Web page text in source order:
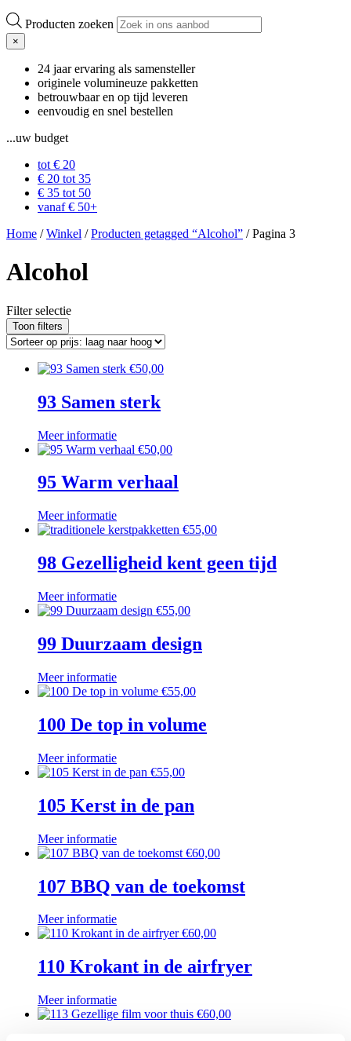
Producten zoeken
×
24 jaar ervaring als samensteller
originele volumineuze pakketten
betrouwbaar en op tijd leveren
eenvoudig en snel bestellen
...uw budget
tot € 20
€ 20 tot 35
€ 35 tot 50
vanaf € 50+
Home / Winkel / Producten getagged “Alcohol” /Pagina 3
Alcohol
Filter selectie
Toon filters
€50,00
93 Samen sterk
Meer informatie
€50,00
95 Warm verhaal
Meer informatie
€55,00
98 Gezelligheid kent geen tijd
Meer informatie
€55,00
99 Duurzaam design
Meer informatie
€55,00
100 De top in volume
Meer informatie
€55,00
105 Kerst in de pan
Meer informatie
€60,00
107 BBQ van de toekomst
Meer informatie
€60,00
110 Krokant in de airfryer
Meer informatie
€60,00